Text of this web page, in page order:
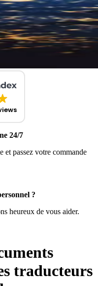
24/7
et passez votre commande
?
heureux de vous aider.
traducteurs